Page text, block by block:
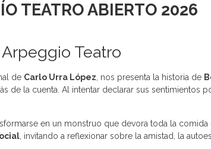
TEATRO ABIERTO 2026
Arpeggio Teatro
de Carlo Urra López , nos presenta la historia de
de la cuenta. Al intentar declarar sus sentimientos
en un monstruo que devora toda la
, invitando a reflexionar sobre la amistad, la